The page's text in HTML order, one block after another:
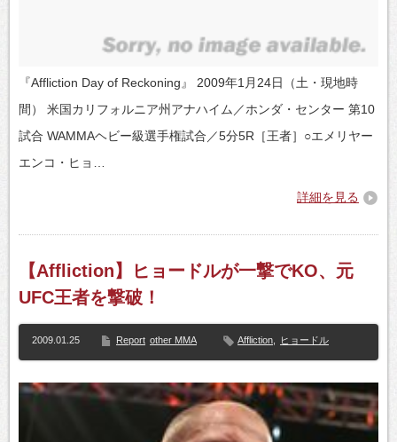
『Affliction Day of Reckoning』 2009年1月24日（土・現地時
間） 米国カリフォルニア州アナハイム／ホンダ・センター 第10
試合 WAMMAヘビー級選手権試合／5分5R［王者］○エメリヤー
エンコ・ヒョ…
詳細を見る
【Affliction】ヒョードルが一撃でKO、元
UFC王者を撃破！
2009.01.25 Report other MMA Affliction ヒョードル